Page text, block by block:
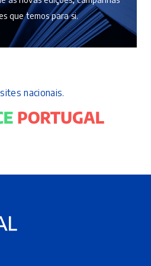
que temos para si.
nacionais.